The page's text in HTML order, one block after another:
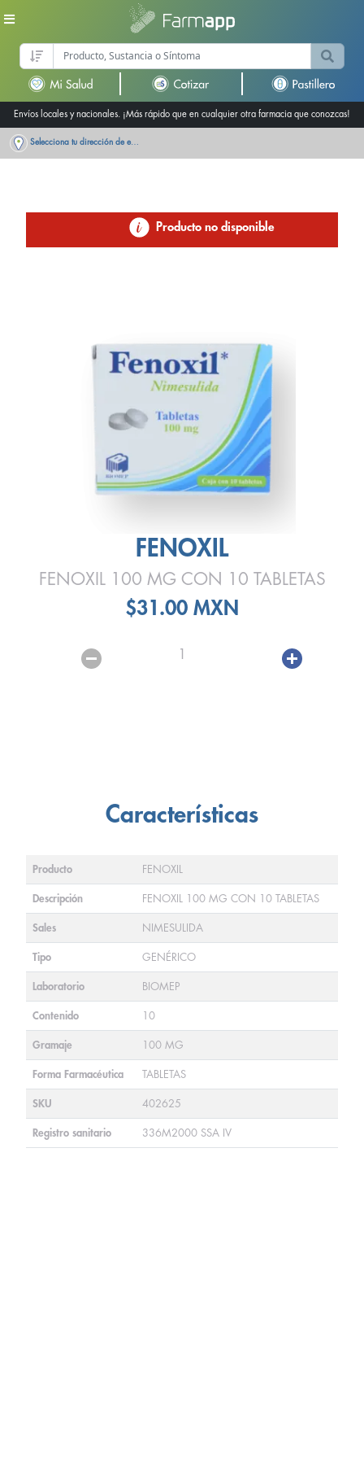
Envíos locales y nacionales. ¡Más rápido que en cualquier otra farmacia que conozcas!
Selecciona tu dirección de entrega
Producto no disponible
FENOXIL
FENOXIL 100 MG CON 10 TABLETAS
$31.00 MXN
1
Características
Producto FENOXIL
Descripción FENOXIL 100 MG CON 10 TABLETAS
Sales NIMESULIDA
Tipo GENÉRICO
Laboratorio BIOMEP
Contenido 10
Gramaje 100 MG
Forma Farmacéutica TABLETAS
SKU 402625
Registro sanitario 336M2000 SSA IV